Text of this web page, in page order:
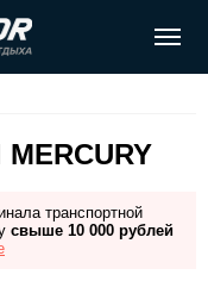
транспортной
свыше 10 000 рублей